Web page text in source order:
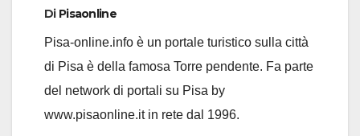
Di Pisaonline
Pisa-online.info è un portale turistico sulla città
di Pisa è della famosa Torre pendente. Fa parte
del network di portali su Pisa by
www.pisaonline.it in rete dal 1996.